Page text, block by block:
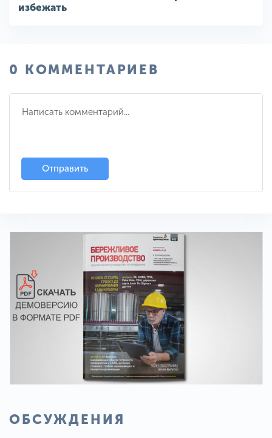
избежать
0 КОММЕНТАРИЕВ
Отправить
ОБСУЖДЕНИЯ